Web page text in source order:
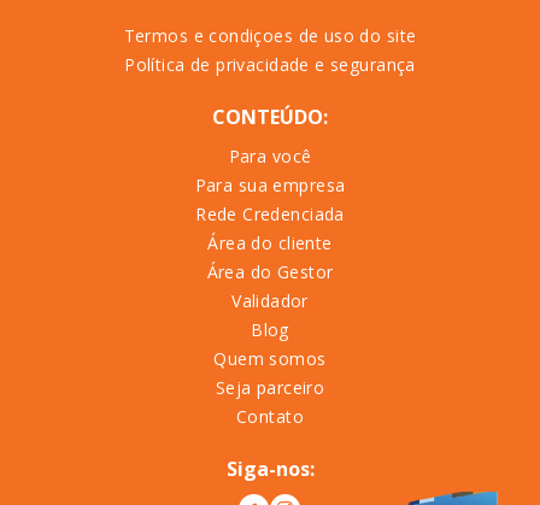
Termos e condiçoes de uso do site
Política de privacidade e segurança
CONTEÚDO:
Para você
Para sua empresa
Rede Credenciada
Área do cliente
Área do Gestor
Validador
Blog
Quem somos
Seja parceiro
Contato
Siga-nos: